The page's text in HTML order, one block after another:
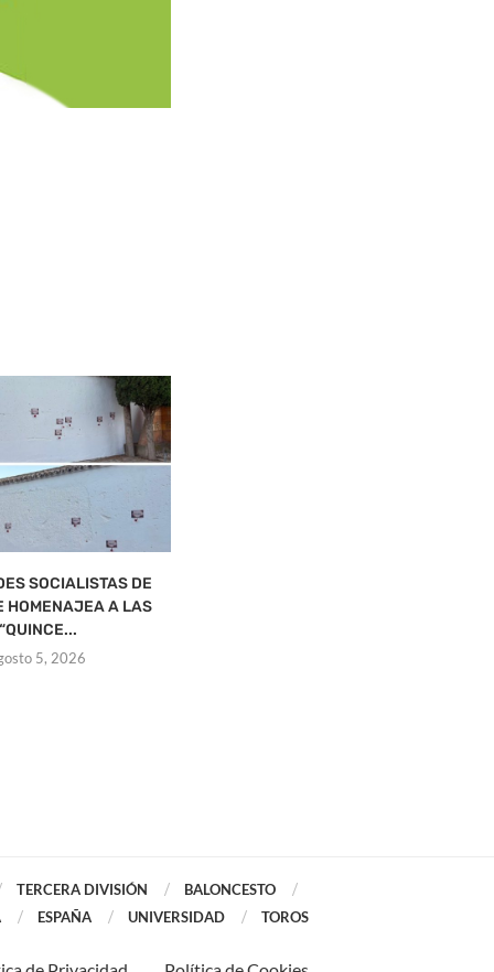
SOCIALISTAS DE
HOMENAJEA A LAS
5, 2026
TERCERA DIVISIÓN
BALONCESTO
ESPAÑA UNIVERSIDAD TOROS